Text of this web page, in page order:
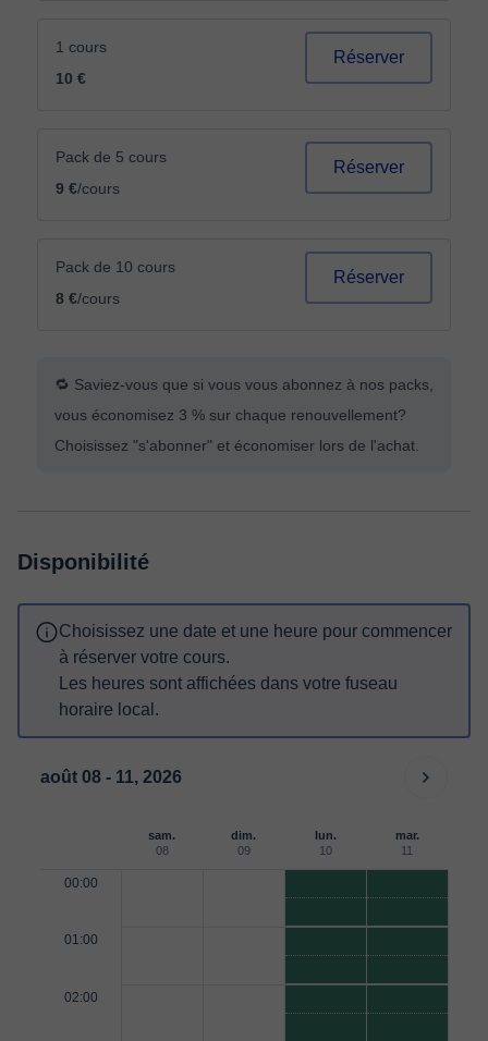
1 cours
10 €
Réserver
Pack de 5 cours
9 €/cours
Réserver
Pack de 10 cours
8 €/cours
Réserver
🔁 Saviez-vous que si vous vous abonnez à nos packs,
vous économisez 3 % sur chaque renouvellement?
Choisissez "s'abonner" et économiser lors de l'achat.
Disponibilité
Choisissez une date et une heure pour commencer
à réserver votre cours.
Les heures sont affichées dans votre fuseau
horaire local.
août 08 - 11, 2026
sam.
08
dim.
09
lun.
10
mar.
11
00:00
01:00
02:00